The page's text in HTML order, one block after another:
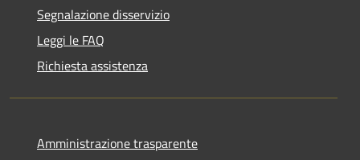
Segnalazione disservizio
Leggi le FAQ
Richiesta assistenza
Amministrazione trasparente